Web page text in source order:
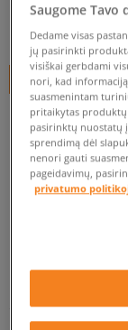
15€
+ 15 tšk.
Prekė
Jei prekė vėl bus
EU
41 26
Saugome Tavo
Dedame visas
jų pasirinkti
visiškai gerbdami
nori, kad
suasmenintam
pritaikytas produktų
pasirinktų nuostatų
sprendimą dėl
nenori gauti
pageidavimų,
privatumo